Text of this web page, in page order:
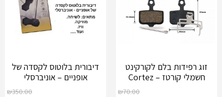
זוג רפידות בלם לקורקינט
חשמלי קורטז – Cortez
₪70.00
דיבורית בלוטוס לקסדה של
אופניים – אוניברסלי
₪350.00